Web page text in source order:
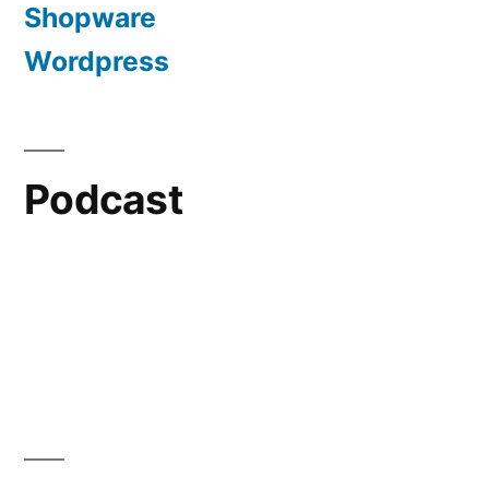
Shopware
Wordpress
Podcast